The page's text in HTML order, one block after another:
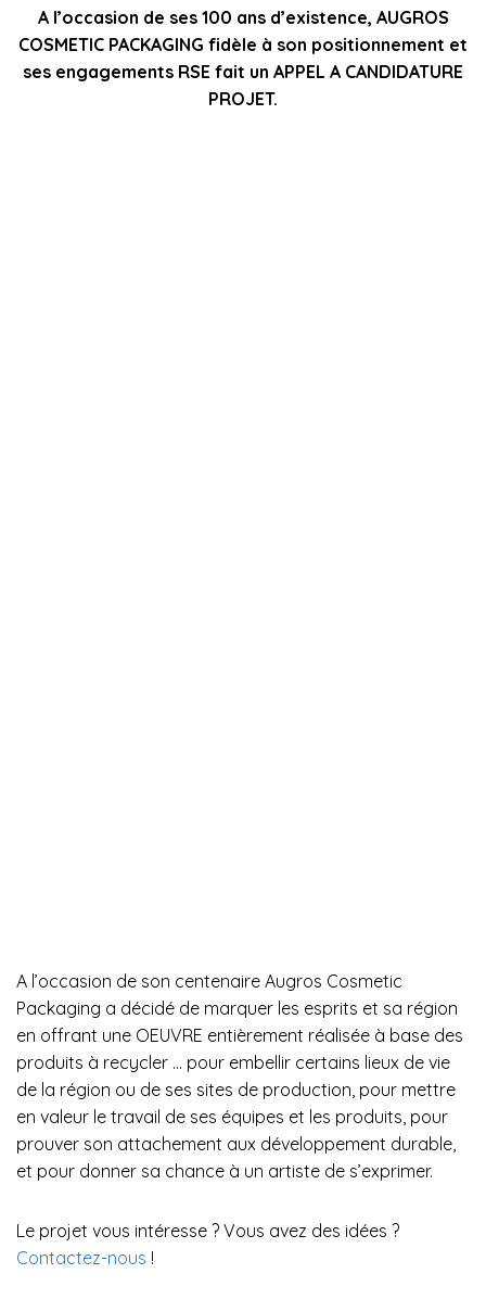
A l’occasion de ses 100 ans d’existence, AUGROS
COSMETIC PACKAGING fidèle à son positionnement et
ses engagements RSE fait un APPEL A CANDIDATURE
PROJET.
A l’occasion de son centenaire Augros Cosmetic
Packaging a décidé de marquer les esprits et sa région
en offrant une OEUVRE entièrement réalisée à base des
produits à recycler … pour embellir certains lieux de vie
de la région ou de ses sites de production, pour mettre
en valeur le travail de ses équipes et les produits, pour
prouver son attachement aux développement durable,
et pour donner sa chance à un artiste de s’exprimer.
Le projet vous intéresse ? Vous avez des idées ?
Contactez-nous !